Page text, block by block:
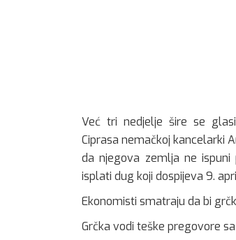
Već tri nedjelje šire se
Ciprasa nemačkoj kancelarki
da njegova zemlja ne
isplati dug koji dospijeva 9.
Ekonomisti smatraju da bi
Grčka vodi teške pregovore